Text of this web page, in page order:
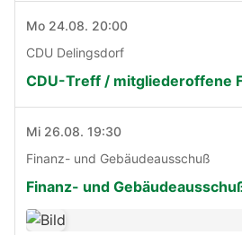
Mo 24.08. 20:00
CDU Delingsdorf
CDU-Treff / mitgliederoffene
Mi 26.08. 19:30
Finanz- und Gebäudeausschuß
Finanz- und